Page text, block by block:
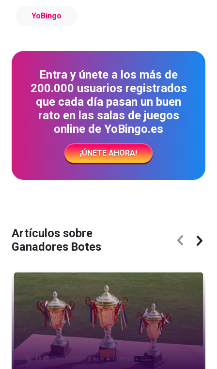
YoBingo
Entra y únete a los más de
200.000 usuarios registrados
que cada día pasan un buen
rato en las salas de juegos
online de YoBingo.es
¡ÚNETE AHORA!
Artículos sobre
Ganadores Botes